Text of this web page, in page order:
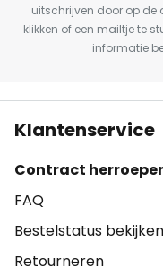
uitschrijven door op de
klikken of een mailtje te
informatie
Klantenservice
Contract
FAQ
Bestelstatus bekijken
Retourneren